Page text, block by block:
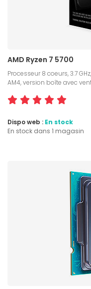
AMD Ryzen 7 5700
Processeur 8 coeurs, 3.7
AM4, version boîte avec
Dispo web : En stock
En stock dans 1 magasin